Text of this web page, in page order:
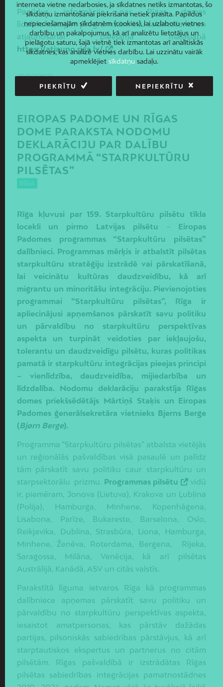
Papildus informācija par Rīgas domes
līdzfinansētajām programmām ēku sakārtošanai un
atjaunošanai pieejama mājaslapā
https://atjauno.riga.lv/
.
20/02/2023
EIROPAS PADOME UN RĪGAS
DOME PARAKSTA NODOMU
DEKLARĀCIJU PAR DALĪBU
PROGRAMMĀ “STARPKULTŪRU
PILSĒTAS”
RĪGA
Rīga kļuvusi par 159. Starpkultūru pilsētu tīkla
locekli un pirmo Latvijas pilsētu – Eiropas
Padomes programmas “Starpkultūru pilsētas”
dalībnieci. Programmas mērķis ir atbalstīt pilsētas
starpkultūru stratēģiju izstrādē vai pārskatīšanā,
lai veicinātu kultūras daudzveidību, kā arī
migrantu un minoritāšu integrāciju. Pievienojoties
programmai “Starpkultūru pilsētas”, Rīga ir
apliecinājusi apņemšanos pārskatīt savu politiku
un pārvaldību no starpkultūru perspektīvas
aspekta un turpināt veidoties par iekļaujošu,
tolerantu un daudzveidīgu pilsētu, kuras politikas
pamatā ir starpkultūru integrācijas pieejas principi
– vienlīdzība, daudzveidība, mijiedarbība un
līdzdalība.
Nodomu deklarāciju parakstīja Rīgas
domes priekšsēdētājs Mārtiņš Staķis un Eiropas
Padomes ģenerālsekretāra vietnieks Bjerns Berge
(Bjørn Berge).
Programma “Starpkultūru pilsētas” atbalsta vietējās
un reģionālās pašvaldības visā pasaulē un palīdz
tām pārskatīt savu politiku caur starpkultūru un
starpsektorālu prizmu. Programmas pilsētu
vidū
ir, piemēram, Jonova (Lietuva), Krakova un Ļubļina
(Polija), Hamburga, Minhene, Kopenhāgena,
Lisabona, Parīze, Bukareste, Barselona, Oslo,
Reikjavika, Dublina, Strasbūra, Liona, Hamburga,
Minhene, Ženēva, Roterdama, Bergena, Rijeka,
Saragossa, Milāna, Venēcija, kā arī pilsētas
Austrālijā, Kanādā, ASV un citās valstīs.
Parakstītā līguma ietvaros Rīga kā programmas
dalībniece apņemas pārskatīt savu politiku un
pārvaldību no starpkultūru perspektīvas aspekta,
iesaistot amatpersonas, kas pārstāv dažādas
partijas, pilsoniskās sabiedrības pārstāvjus, kā arī
starptautiskos ekspertus un partnerus no citām
pilsētām. Rīgas pašvaldībā ir izstrādātas Rīgas
pilsētas sabiedrības integrācijas pamatnostādnes
interneta vietne nedarbosies, ja sīkdatnes netiks izmantotas, šo
sīkdatņu izmantošanai piekrišana netiek prasīta. Papildus
nepieciešamajām sīkdatnēm (cookies), lai uzlabotu vietnes
darbību un pakalpojumus, kā arī analizētu lietotājus un
pielāgotu saturu, šajā vietnē tiek izmantotas arī analītiskās
sīkdatnes, kas analizē vietnes darbību. Lai uzzinātu vairāk
apmeklējiet sīkdatņusadaļu.
PIEKRĪTU NEPIEKRĪTU